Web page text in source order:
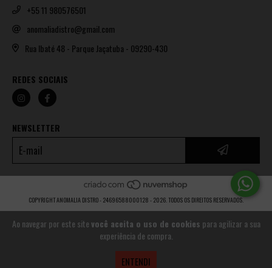
Ao navegar por este sitevocê aceita o uso de cookies para agilizar a sua
experiência de compra.
ENTENDI
+55 11 980576501
anomaliadistro@gmail.com
Rua Ibaté 48 - Parque Jaçatuba - 09290-430
REDES SOCIAIS
NEWSLETTER
COPYRIGHT ANOMALIA DISTRO - 24696588000128 - 2026. TODOS OS DIREITOS RESERVADOS.